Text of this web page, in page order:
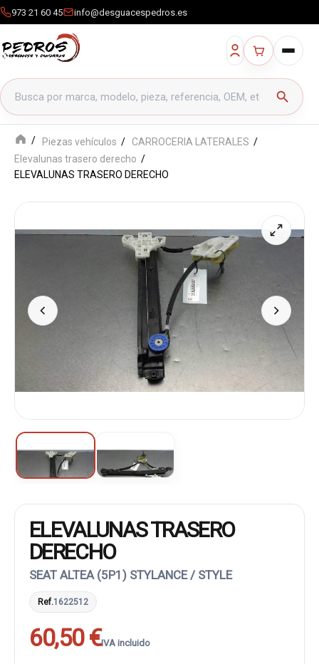
973 21 60 45 info@desguacespedros.es
Buscar productos
search
Piezas vehículos
CARROCERIA LATERALES
Elevalunas trasero derecho
ELEVALUNAS TRASERO DERECHO
ELEVALUNAS TRASERO
DERECHO
SEAT ALTEA (5P1) STYLANCE / STYLE
Ref.1622512
60,50 €IVA incluido